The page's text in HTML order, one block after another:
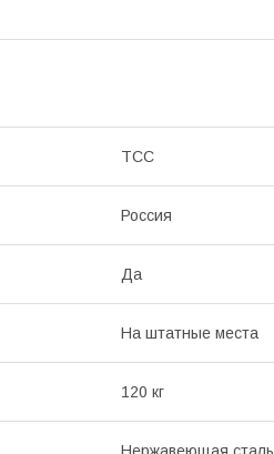
ТСС
Россия
Да
На штатные места
120 кг